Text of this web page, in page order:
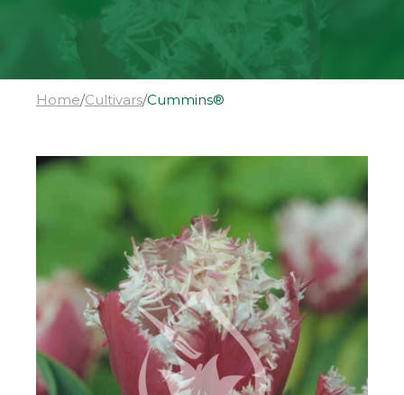
Home/Cultivars/Cummins®